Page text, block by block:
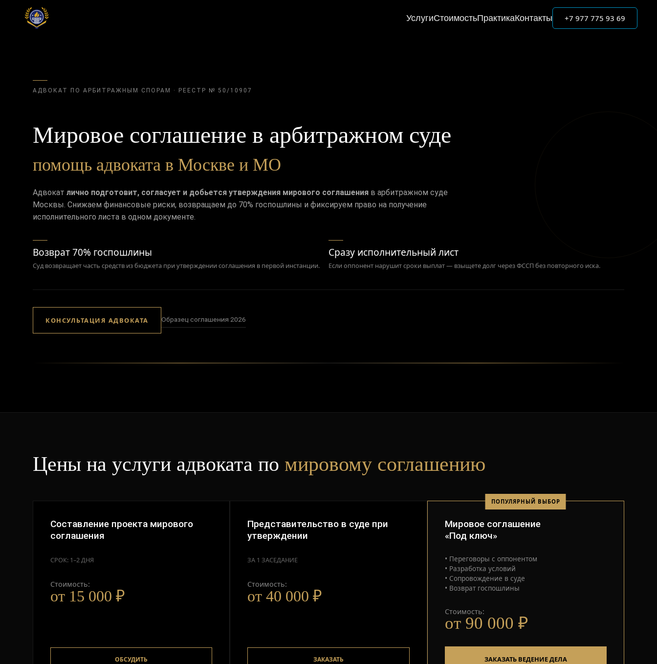
УслугиСтоимостьПрактикаКонтакты +7 977 775 93 69
АДВОКАТ ПО АРБИТРАЖНЫМ СПОРАМ · РЕЕСТР № 50/10907
Мировое соглашение в арбитражном суде
помощь адвоката в Москве и МО
Адвокатлично подготовит, согласует и добьется утверждения мирового соглашения в арбитражном суде
Москвы. Снижаем финансовые риски, возвращаем до 70% госпошлины и фиксируем право на получение
исполнительного листа в одном документе.
Возврат 70% госпошлины
Суд возвращает часть средств из бюджета при утверждении соглашения в первой инстанции.
Сразу исполнительный лист
Если оппонент нарушит сроки выплат — взыщете долг через ФССП без повторного иска.
КОНСУЛЬТАЦИЯ АДВОКАТА Образец соглашения 2026
Цены на услуги адвоката по мировому соглашению
Составление проекта мирового
соглашения
СРОК: 1–2 ДНЯ
Стоимость:
от 15 000 ₽
ОБСУДИТЬ
Представительство в суде при
утверждении
ЗА 1 ЗАСЕДАНИЕ
Стоимость:
от 40 000 ₽
ЗАКАЗАТЬ
ПОПУЛЯРНЫЙ ВЫБОР
Мировое соглашение
«Под ключ»
• Переговоры с оппонентом
• Разработка условий
• Сопровождение в суде
• Возврат госпошлины
Стоимость:
от 90 000 ₽
ЗАКАЗАТЬ ВЕДЕНИЕ ДЕЛА